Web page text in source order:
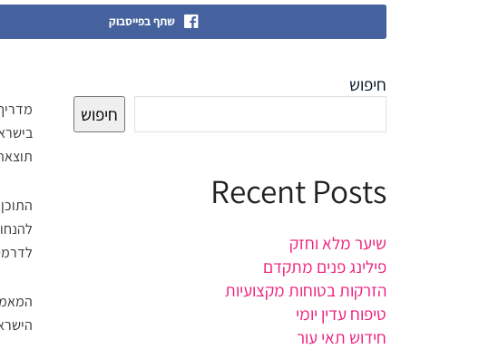
שתף בפייסבוק
חיפוש
חיפוש
Recent Posts
שיער מלא וחזק
פילינג פנים מתקדם
הזרקות בטוחות מקצועיות
טיפוח עדין יומי
חידוש תאי עור